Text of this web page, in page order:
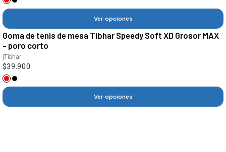
Ver opciones
Goma de tenis de mesa Tibhar Speedy Soft XD Grosor MAX
- poro corto
|Tibhar
$39.900
Ver opciones